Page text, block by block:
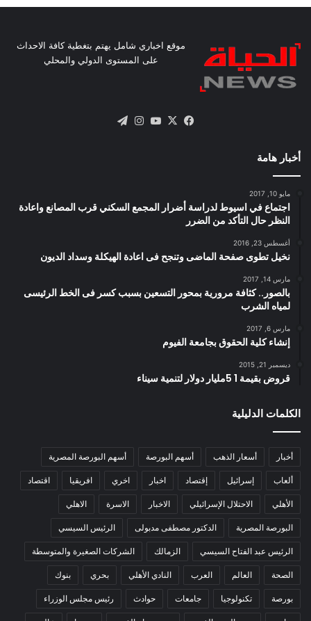
موقع اخباري شامل يهتم بتغطية كافة الاحداث
على المستوى الدولي والمحلي
فيسبوك
X يوتيوبانستقرام
أخبار هامة
مايو 10, 2017
اجتماع في اسيوط لدراسة أضرار المجمع السكني قرب المصانع واعادة
النظر حال التأكد من الضرر
أغسطس 23, 2016
نخيل تطوى صفحة الماضى وتنجح فى اعادة الهيكلة وسداد الديون
مارس 14, 2017
بالصور.. كثافة مرورية بمحور التسعين بسبب كسر فى الخط الرئيسى
لمياه الشرب
مارس 6, 2017
إنشاء كلية الحقوق بجامعة الفيوم
ديسمبر 21, 2015
قروض بقيمة 1 5مليار دولار لتنمية سيناء
الكلمات الدليلية
أخبار أسعار الذهب أسهم البورصة أسهم البورصة المصرية
ألعاب إسرائيل إقتصاد اخبار اخري افريقيا اقتصاد
الأهلي الاحتلال الإسرائيلي الاخبار الاسرة الاهلي
البورصة المصرية الدكتور مصطفى مدبولى الرئيس السيسي
الرئيس عبد الفتاح السيسي الزمالك الشركات الصغيرة والمتوسطة
الصحة العالم العرب النادي الأهلي بحري بنوك
بورصة تكنولوجيا جامعات حوادث رئيس مجلس الوزراء